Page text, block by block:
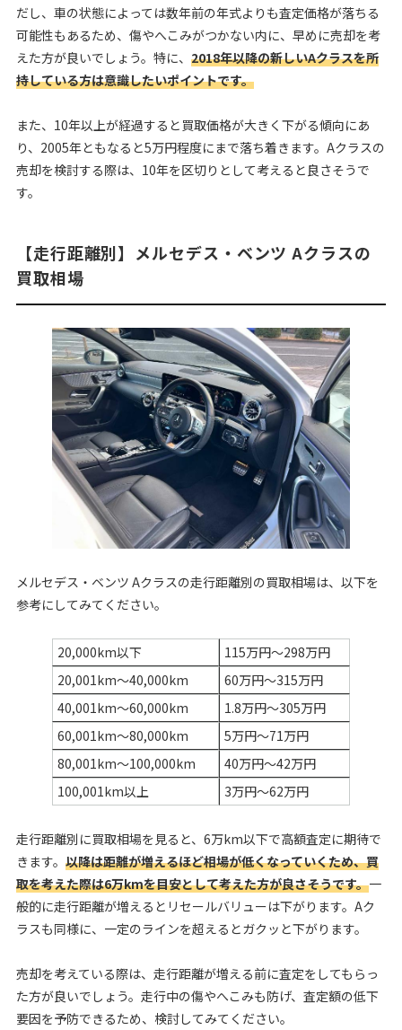
だし、車の状態によっては数年前の年式よりも査定価格が落ちる
可能性もあるため、傷やへこみがつかない内に、早めに売却を考
えた方が良いでしょう。特に、 2018年以降の新しいAクラスを所
持している方は意識したいポイントです。
また、10年以上が経過すると買取価格が大きく下がる傾向にあ
り、2005年ともなると5万円程度にまで落ち着きます。Aクラスの
売却を検討する際は、10年を区切りとして考えると良さそうで
す。
【走行距離別】メルセデス・ベンツ Aクラスの
買取相場
メルセデス・ベンツ Aクラスの走行距離別の買取相場は、以下を
参考にしてみてください。
20,000km以下
115万円～298万円
20,001km～40,000km
60万円～315万円
40,001km～60,000km
1.8万円～305万円
60,001km～80,000km
5万円～71万円
80,001km～100,000km
40万円～42万円
100,001km以上
3万円～62万円
走行距離別に買取相場を見ると、6万km以下で高額査定に期待で
きます。 以降は距離が増えるほど相場が低くなっていくため、買
取を考えた際は6万kmを目安として考えた方が良さそうです。一
般的に走行距離が増えるとリセールバリューは下がります。Aク
ラスも同様に、一定のラインを超えるとガクッと下がります。
売却を考えている際は、走行距離が増える前に査定をしてもらっ
た方が良いでしょう。走行中の傷やへこみも防げ、査定額の低下
要因を予防できるため、検討してみてください。